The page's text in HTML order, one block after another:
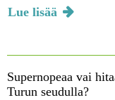
Lue lisää
Supernopeaa vai
Turun seudulla?